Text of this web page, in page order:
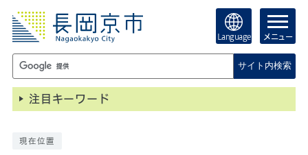
Language メニュー
サイト内検索
注目キーワード
現在位置